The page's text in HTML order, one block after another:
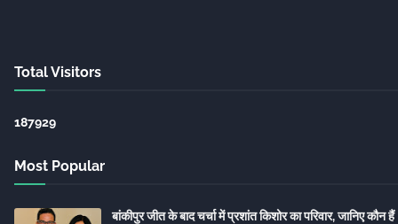
Total Visitors
187929
Most Popular
बांकीपुर जीत के बाद चर्चा में प्रशांत किशोर का परिवार, जानिए कौन हैं